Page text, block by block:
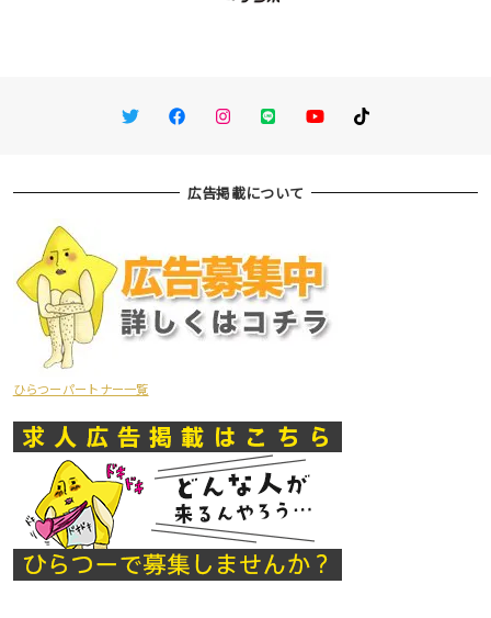
TwitterFacebookInstagram
LINE You TubeTikTok
広告掲載について
ひらつーパートナー一覧